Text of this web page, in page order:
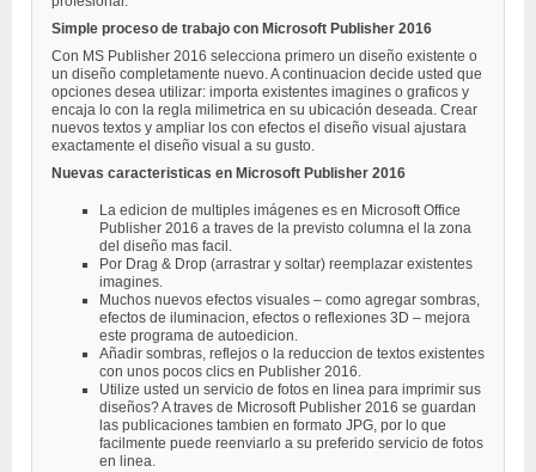
Simple proceso de trabajo con Microsoft Publisher 2016
Con MS Publisher 2016 selecciona primero un diseño existente o
un diseño completamente nuevo. A continuacion decide usted que
opciones desea utilizar: importa existentes imagines o graficos y
encaja lo con la regla milimetrica en su ubicación deseada. Crear
nuevos textos y ampliar los con efectos el diseño visual ajustara
exactamente el diseño visual a su gusto.
Nuevas caracteristicas en Microsoft Publisher 2016
La edicion de multiples imágenes es en Microsoft Office
Publisher 2016 a traves de la previsto columna el la zona
del diseño mas facil.
Por Drag & Drop (arrastrar y soltar) reemplazar existentes
imagines.
Muchos nuevos efectos visuales – como agregar sombras,
efectos de iluminacion, efectos o reflexiones 3D – mejora
este programa de autoedicion.
Añadir sombras, reflejos o la reduccion de textos existentes
con unos pocos clics en Publisher 2016.
Utilize usted un servicio de fotos en linea para imprimir sus
diseños? A traves de Microsoft Publisher 2016 se guardan
las publicaciones tambien en formato JPG, por lo que
facilmente puede reenviarlo a su preferido servicio de fotos
en linea.